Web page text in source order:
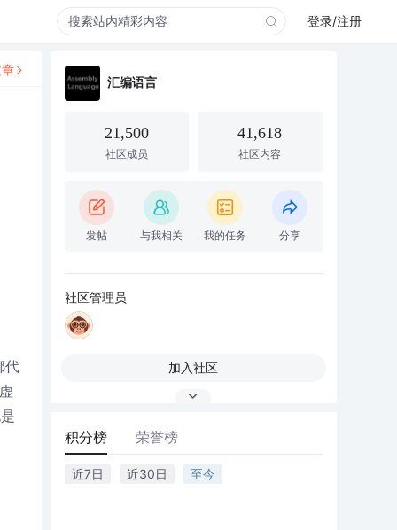
登录/注册
代
汇编语言
21,500
社区成员
41,618
社区内容
发帖 与我相关 我的任务 分享
社区管理员
加入社区
积分榜 荣誉榜
近7日 近30日 至今